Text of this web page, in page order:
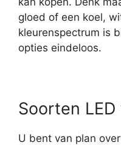
gloed of een koel,
kleurenspectrum is
opties eindeloos.
Soorten
U bent van plan